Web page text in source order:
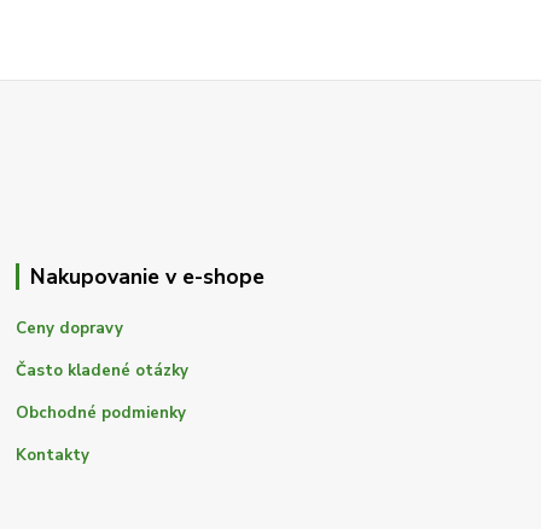
Nakupovanie v e-shope
Ceny dopravy
Často kladené otázky
Obchodné podmienky
Kontakty